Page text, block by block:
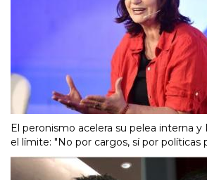
El peronismo acelera su pelea interna y
el límite: "No por cargos, sí por políticas